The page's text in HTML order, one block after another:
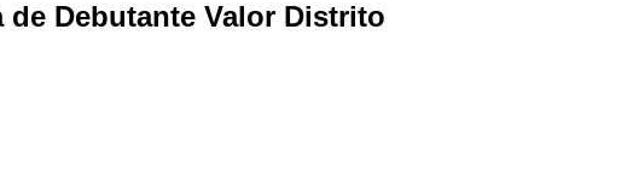
de Debutante Valor Distrito